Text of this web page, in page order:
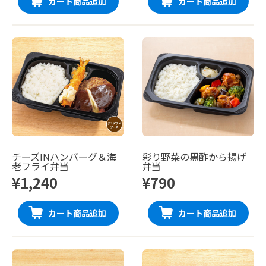
チーズINハンバーグ＆海
老フライ弁当
¥1,240
カート商品追加
彩り野菜の黒酢から揚げ
弁当
¥790
カート商品追加